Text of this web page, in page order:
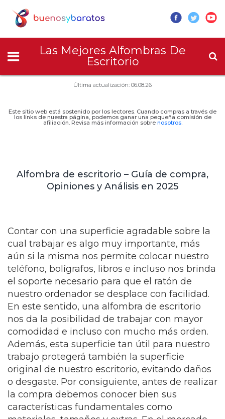
Las Mejores Alfombras De
Escritorio
Última actualización: 06.08.26
Este sitio web está sostenido por los lectores. Cuando compras a través de
los links de nuestra página, podemos ganar una pequeña comisión de
afiliación. Revisa más información sobre nosotros.
Alfombra de escritorio – Guía de compra,
Opiniones y Análisis en 2025
Contar con una superficie agradable sobre la
cual trabajar es algo muy importante, más
aún si la misma nos permite colocar nuestro
teléfono, bolígrafos, libros e incluso nos brinda
el soporte necesario para que el ratón de
nuestro ordenador se desplace con facilidad.
En este sentido, una alfombra de escritorio
nos da la posibilidad de trabajar con mayor
comodidad e incluso con mucho más orden.
Además, esta superficie tan útil para nuestro
trabajo protegerá también la superficie
original de nuestro escritorio, evitando daños
o desgaste. Por consiguiente, antes de realizar
la compra debemos conocer bien sus
características fundamentales como